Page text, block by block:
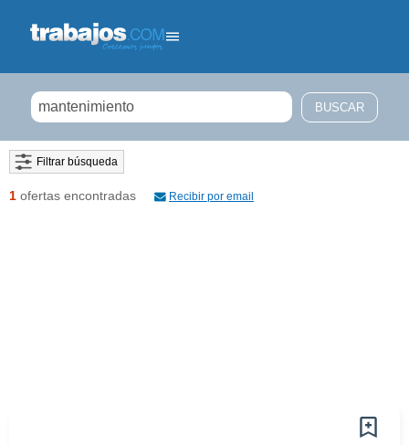
Filtrar búsqueda
1 ofertas encontradas Recibir por email